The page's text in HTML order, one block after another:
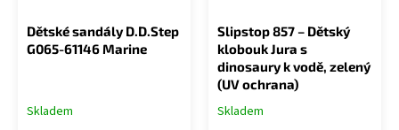
Dětské sandály D.D.Step
G065-61146 Marine
Skladem
Slipstop 857 – Dětský
klobouk Jura s
dinosaury k vodě, zelený
(UV ochrana)
Skladem